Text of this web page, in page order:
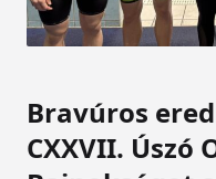
Bravúros
CXXVII. Úszó